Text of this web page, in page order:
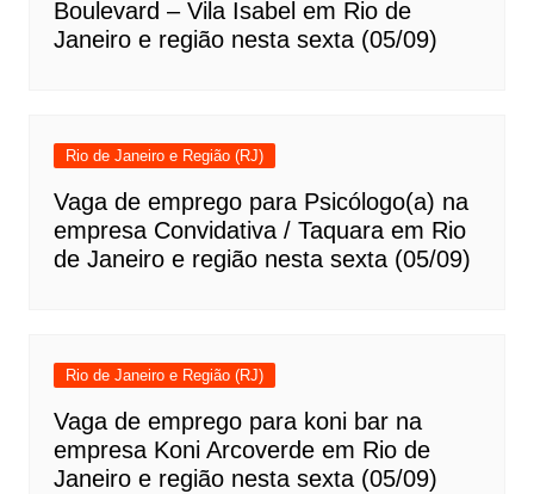
Boulevard – Vila Isabel em Rio de
Janeiro e região nesta sexta (05/09)
Rio de Janeiro e Região (RJ)
Vaga de emprego para Psicólogo(a) na
empresa Convidativa / Taquara em Rio
de Janeiro e região nesta sexta (05/09)
Rio de Janeiro e Região (RJ)
Vaga de emprego para koni bar na
empresa Koni Arcoverde em Rio de
Janeiro e região nesta sexta (05/09)